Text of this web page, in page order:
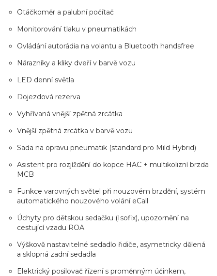
Otáčkoměr a palubní počítač
Monitorování tlaku v pneumatikách
Ovládání autorádia na volantu a Bluetooth handsfree
Nárazníky a kliky dveří v barvě vozu
LED denní světla
Dojezdová rezerva
Vyhřívaná vnější zpětná zrcátka
Vnější zpětná zrcátka v barvě vozu
Sada na opravu pneumatik (standard pro Mild Hybrid)
Asistent pro rozjíždění do kopce HAC + multikolizní brzda
MCB
Funkce varovných světel při nouzovém brzdění, systém
automatického nouzového volání eCall
Úchyty pro dětskou sedačku (Isofix), upozornění na
cestující vzadu ROA
Výškově nastavitelné sedadlo řidiče, asymetricky dělená
a sklopná zadní sedadla
Elektrický posilovač řízení s proměnným účinkem,